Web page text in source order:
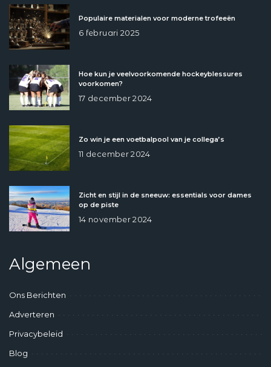
Populaire materialen voor moderne trofeeën
6 februari 2025
Hoe kun je veelvoorkomende hockeyblessures
voorkomen?
17 december 2024
Zo win je een voetbalpool van je collega’s
11 december 2024
Zicht en stijl in de sneeuw: essentials voor dames
op de piste
14 november 2024
Algemeen
Ons Berichten
Adverteren
Privacybeleid
Blog